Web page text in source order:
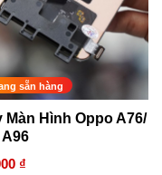
Màn Hình Oppo A76/
₫
sẵn hàng